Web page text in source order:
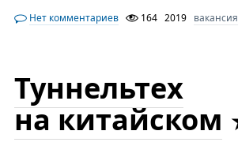
Нет комментариев 164 2019 вакансия
Туннельтех
на китайском